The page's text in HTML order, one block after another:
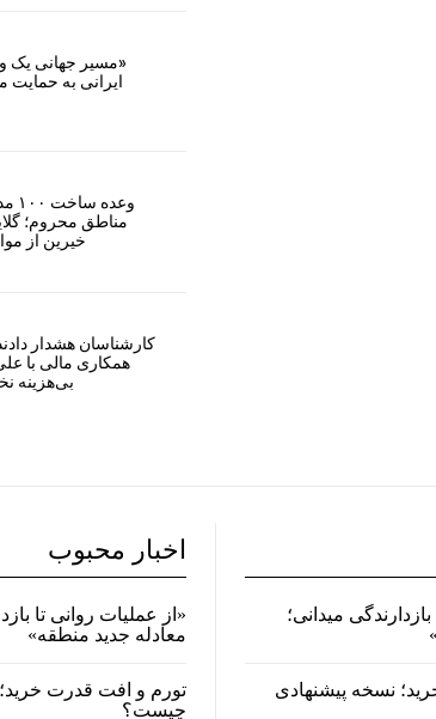
«مسیر جهانی یک
ایرانی به حمایت
مناطق محروم؛
خیرین از
کارشناسان هشدار دادند:
همکاری مالی با
بی‌هزینه
میدانی؛
نسخه پیشنهادی
اخبار محبوب
«از عملیات روانی تا
معادله جدید منطقه»
تورم و افت قدرت
چیست؟